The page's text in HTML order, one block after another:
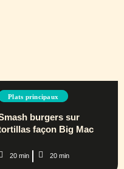
Plats principaux
burgers sur
façon Big Mac
20 min 20 min